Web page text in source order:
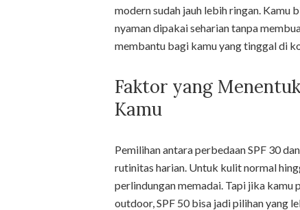
modern sudah jauh lebih ringan. Kamu
nyaman dipakai seharian tanpa
membantu bagi kamu yang tinggal di
Faktor yang
Kamu
Pemilihan antara perbedaan SPF 30
rutinitas harian. Untuk kulit normal
perlindungan memadai. Tapi jika kamu
outdoor, SPF 50 bisa jadi pilihan yang